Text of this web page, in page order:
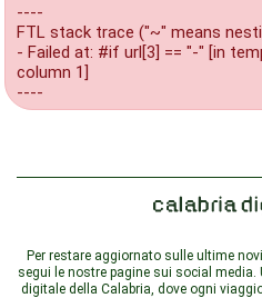
----
FTL stack trace ("~" means
- Failed at: #if url[3] == "-" [in
column 1]
----
Per restare aggiornato sulle ultime
segui le nostre pagine sui social
digitale della Calabria, dove ogni